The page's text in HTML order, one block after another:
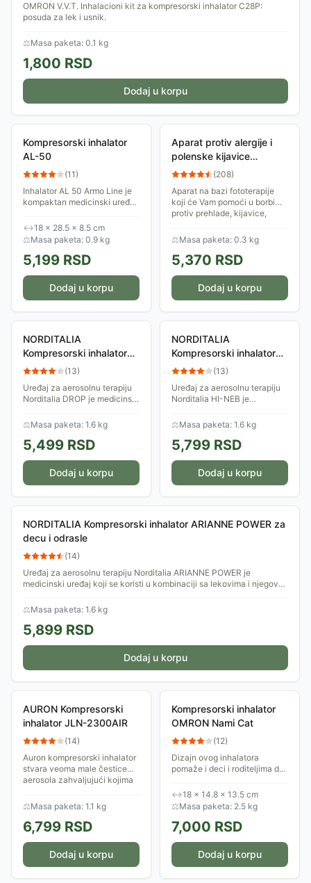
OMRON V.V.T. Inhalacioni kit za kompresorski inhalator C28P:
posuda za lek i usnik.
⚖Masa paketa: 0.1 kg
1,800 RSD
Dodaj u korpu
Kompresorski inhalator
AL-50
(11)
Inhalator AL 50 Armo Line je
kompaktan medicinski uređaj,
način do bronhija dostavi
lekove prepisane od strane
lekara....
↔18 × 28.5 × 8.5 cm
⚖Masa paketa: 0.9 kg
5,199 RSD
Dodaj u korpu
Aparat protiv alergije i
polenske kijavice
PHOTONNOSE SCB-03
(208)
Aparat na bazi fototerapije
koji će Vam pomoći u borbi
protiv prehlade, kijavice,
grinje, svraba u nosu,
alergijskog...
⚖Masa paketa: 0.3 kg
5,370 RSD
Dodaj u korpu
NORDITALIA
Kompresorski inhalator
DROP za decu i odrasle
(13)
Uređaj za aerosolnu terapiju
Norditalia DROP je medicinski
kombinaciji sa lekovima i
njegova namena je korišćenje
na ljudima...
⚖Masa paketa: 1.6 kg
5,499 RSD
Dodaj u korpu
NORDITALIA
Kompresorski inhalator
HI-NEB za decu i odrasle
(13)
Uređaj za aerosolnu terapiju
Norditalia HI-NEB je
koristi u kombinaciji sa
lekovima i njegova namena je
korišćenje na...
⚖Masa paketa: 1.6 kg
5,799 RSD
Dodaj u korpu
NORDITALIA Kompresorski inhalator ARIANNE POWER za
decu i odrasle
(14)
Uređaj za aerosolnu terapiju Norditalia ARIANNE POWER je
medicinski uređaj koji se koristi u kombinaciji sa lekovima i njegova
⚖Masa paketa: 1.6 kg
5,899 RSD
Dodaj u korpu
AURON Kompresorski
inhalator JLN-2300AIR
(14)
Auron kompresorski inhalator
stvara veoma male čestice
aerosola zahvaljujući kojima
delova respiratornog trakta
⚖Masa paketa: 1.1 kg
6,799 RSD
Dodaj u korpu
Kompresorski inhalator
OMRON Nami Cat
(12)
Dizajn ovog inhalatora
pomaže i deci i roditeljima da
inhalator i njegovu primenu -
dok njegov snažni kompresor
omogućava...
↔18 × 14.8 × 13.5 cm
⚖Masa paketa: 2.5 kg
7,000 RSD
Dodaj u korpu